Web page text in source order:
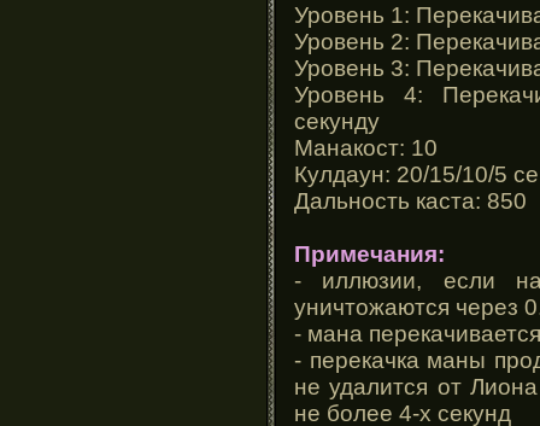
Уровень 1:
Уровень 2:
Уровень 3:
Уровень 4:
секунду
Манакост: 10
Кулдаун: 20/15/10/5
Дальность каста: 850
Примечания:
- иллюзии, если
уничтожаются через
- мана
- перекачка маны
не удалится от
не более 4-х секунд